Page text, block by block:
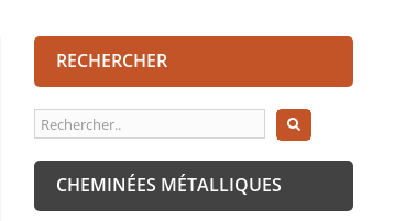
RECHERCHER
CHEMINÉES MÉTALLIQUES